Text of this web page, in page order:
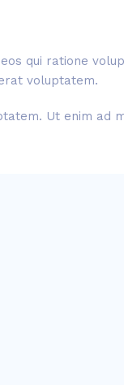
qui ratione
voluptatem.
Ut enim ad